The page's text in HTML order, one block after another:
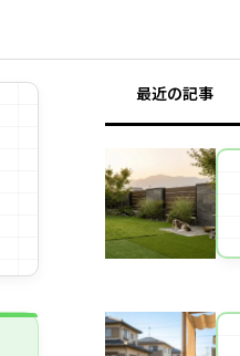
最近の記事